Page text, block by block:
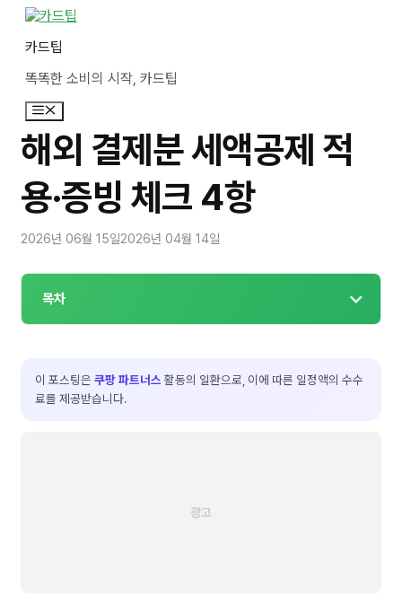
카드팁
똑똑한 소비의 시작, 카드팁
메
뉴
해외 결제분 세액공제 적
용·증빙 체크 4항
2026년 06월 15일2026년 04월 14일
목차
이 포스팅은 쿠팡 파트너스 활동의 일환으로, 이에 따른 일정액의 수수
료를 제공받습니다.